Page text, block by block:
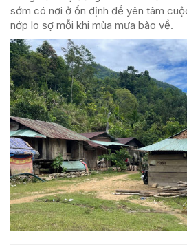
sớm có nơi ở ổn định để yên tâm
nớp lo sợ mỗi khi mùa mưa bão về.